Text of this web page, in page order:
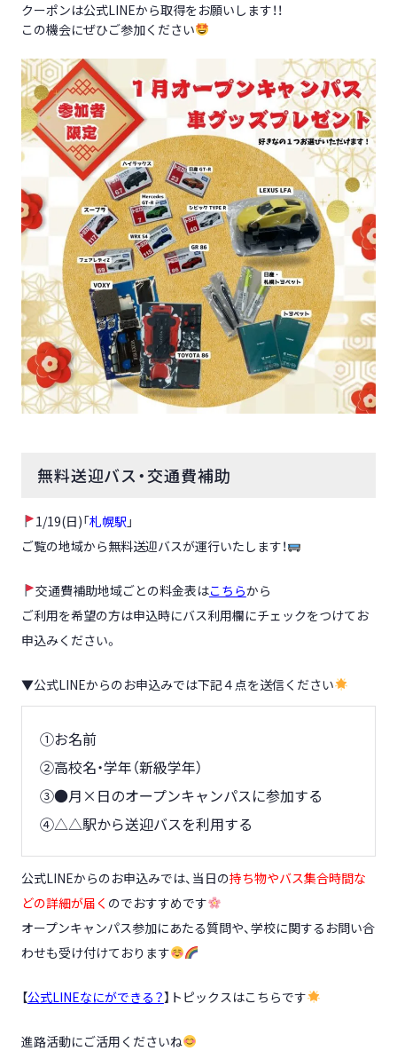
クーポンは公式LINEから取得をお願いします！！
この機会にぜひご参加ください
無料送迎バス・交通費補助
1/19(日)「札幌駅 」
ご覧の地域から無料送迎バスが運行いたします！
交通費補助地域ごとの料金表はこちらから
ご利用を希望の方は申込時にバス利用欄にチェックをつけてお
申込みください。
▼公式LINEからのお申込みでは下記４点を送信ください
①お名前
②高校名・学年（新級学年）
③●月×日のオープンキャンパスに参加する
④△△駅から送迎バスを利用する
公式LINEからのお申込みでは、 当日の持ち物やバス集合時間な
どの詳細が届く のでおすすめです
オープンキャンパス参加にあたる質問や、 学校に関するお問い合
わせも受け付けております
【公式LINEなにができる？】トピックスはこちらです
進路活動にご活用くださいね